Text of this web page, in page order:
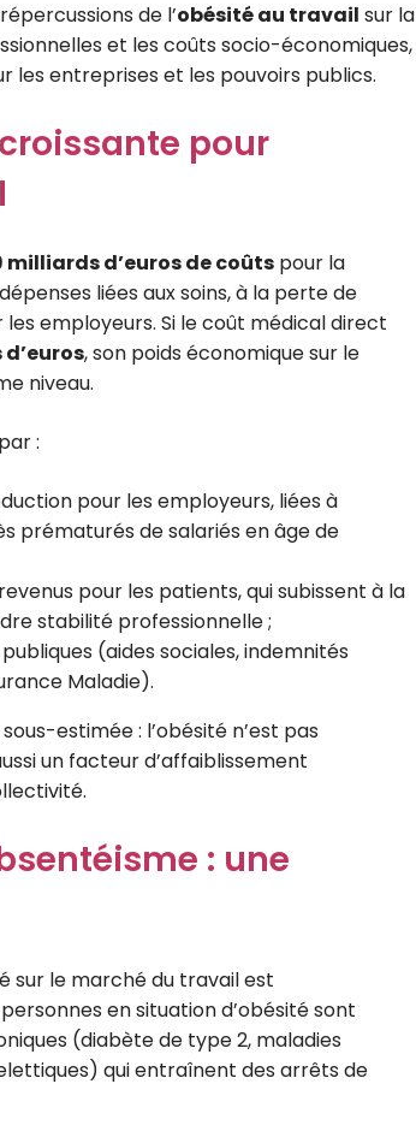
de l’obésité au travail sur la
et les coûts socio-économiques,
les entreprises et les pouvoirs publics.
pour
milliards d’euros de coûtspour la
liées aux soins, à la perte de
employeurs. Si le coût médical direct
, son poids économique sur le
niveau.
:
pour les employeurs, liées à
prématurés de salariés en âge de
pour les patients, qui subissent à la
stabilité professionnelle ;
(aides sociales, indemnités
Maladie).
estimée : l’obésité n’est pas
un facteur d’affaiblissement
: une
sur le marché du travail est
personnes en situation d’obésité sont
(diabète de type 2, maladies
qui entraînent des arrêts de